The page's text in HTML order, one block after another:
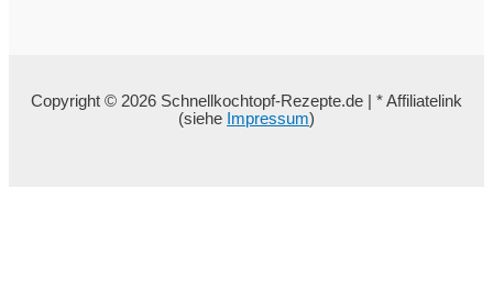
Copyright © 2026 Schnellkochtopf-Rezepte.de | * Affiliatelink
(siehe Impressum)